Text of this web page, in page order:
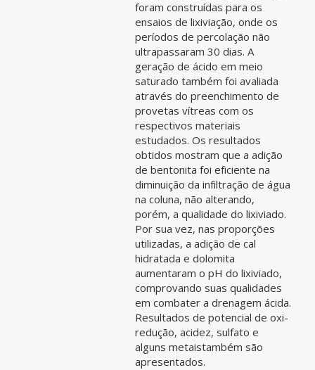
foram construídas para os
ensaios de lixiviação, onde os
períodos de percolação não
ultrapassaram 30 dias. A
geração de ácido em meio
saturado também foi avaliada
através do preenchimento de
provetas vítreas com os
respectivos materiais
estudados. Os resultados
obtidos mostram que a adição
de bentonita foi eficiente na
diminuição da infiltração de água
na coluna, não alterando,
porém, a qualidade do lixiviado.
Por sua vez, nas proporções
utilizadas, a adição de cal
hidratada e dolomita
aumentaram o pH do lixiviado,
comprovando suas qualidades
em combater a drenagem ácida.
Resultados de potencial de oxi-
redução, acidez, sulfato e
alguns metaistambém são
apresentados.